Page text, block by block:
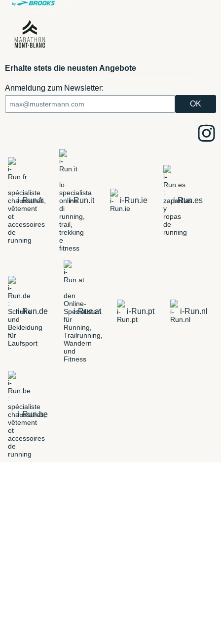
Erhalte stets die neusten Angebote
Anmeldung zum Newsletter:
i-Run.fr i-Run.it i-Run.ie i-Run.es
i-Run.de i-Run.at i-Run.pt i-Run.nl
i-Run.be